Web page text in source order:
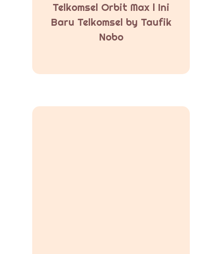
Telkomsel Orbit Max l Ini
Baru Telkomsel by Taufik
Nobo